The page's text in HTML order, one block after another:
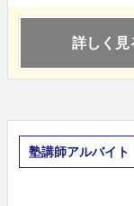
詳しく見
塾講師アルバイト